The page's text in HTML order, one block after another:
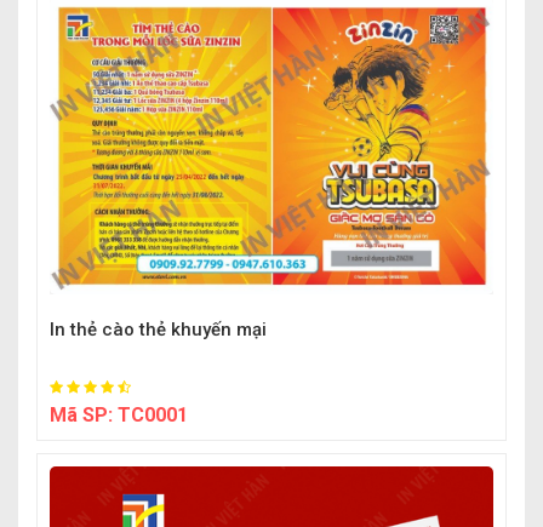
In thẻ cào thẻ khuyến mại
Mã SP: TC0001